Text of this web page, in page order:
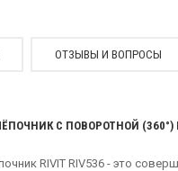
ОТЗЫВЫ И ВОПРОСЫ
С ПОВОРОТНОЙ
RIVIT RIV536 - это